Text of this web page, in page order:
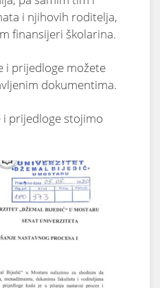
i njihovih roditelja,
finansijeri školarina.
i prijedloge možete
dokumentima.
i prijedloge stojimo